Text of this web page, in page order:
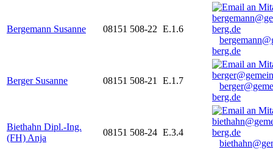
Bergemann Susanne 08151 508-22 E.1.6
berg.de
Berger Susanne 08151 508-21 E.1.7
berg.de
Biethahn Dipl.-Ing.
(FH) Anja
08151 508-24 E.3.4